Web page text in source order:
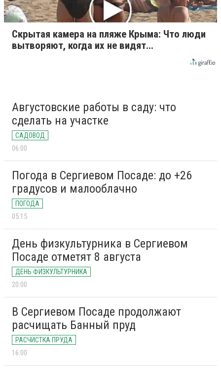
Скрытая камера на пляже Крыма: Что люди
вытворяют, когда их не видят...
Августовские работы в саду: что
сделать на участке
САДОВОД
06:00
Погода в Сергиевом Посаде: до +26
градусов и малооблачно
ПОГОДА
05:15
День физкультурника в Сергиевом
Посаде отметят 8 августа
ДЕНЬ ФИЗКУЛЬТУРНИКА
20:00
В Сергиевом Посаде продолжают
расчищать Банный пруд
РАСЧИСТКА ПРУДА
16:00